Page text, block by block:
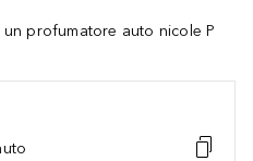
profumatore auto nicole P